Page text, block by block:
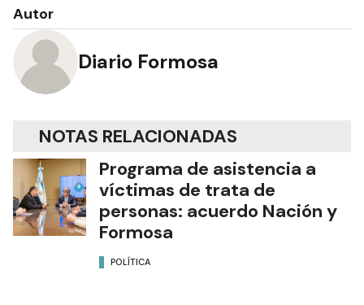
Autor
Diario Formosa
NOTAS RELACIONADAS
Programa de asistencia a
víctimas de trata de
personas: acuerdo Nación y
Formosa
POLÍTICA